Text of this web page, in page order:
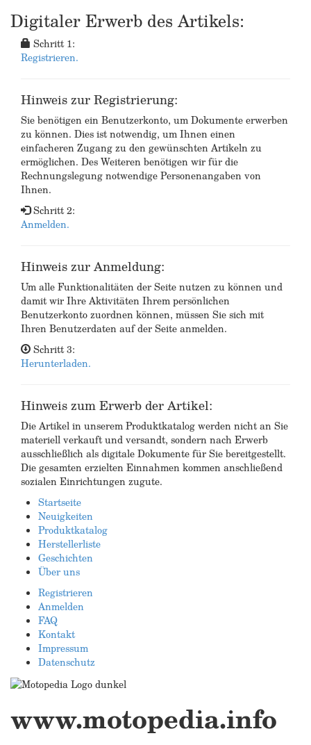
Digitaler Erwerb des Artikels:
Schritt 1:
Registrieren.
Hinweis zur Registrierung:
Sie benötigen ein Benutzerkonto, um Dokumente erwerben
zu können. Dies ist notwendig, um Ihnen einen
einfacheren Zugang zu den gewünschten Artikeln zu
ermöglichen. Des Weiteren benötigen wir für die
Rechnungslegung notwendige Personenangaben von
Ihnen.
Schritt 2:
Anmelden.
Hinweis zur Anmeldung:
Um alle Funktionalitäten der Seite nutzen zu können und
damit wir Ihre Aktivitäten Ihrem persönlichen
Benutzerkonto zuordnen können, müssen Sie sich mit
Ihren Benutzerdaten auf der Seite anmelden.
Schritt 3:
Herunterladen.
Hinweis zum Erwerb der Artikel:
Die Artikel in unserem Produktkatalog werden nicht an Sie
materiell verkauft und versandt, sondern nach Erwerb
ausschließlich als digitale Dokumente für Sie bereitgestellt.
Die gesamten erzielten Einnahmen kommen anschließend
sozialen Einrichtungen zugute.
Startseite
Neuigkeiten
Produktkatalog
Herstellerliste
Geschichten
Über uns
Registrieren
Anmelden
FAQ
Kontakt
Impressum
Datenschutz
www.motopedia.info